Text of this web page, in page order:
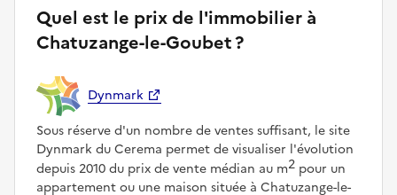
Quel est le prix de l'immobilier à
Chatuzange-le-Goubet ?
Dynmark
Sous réserve d'un nombre de ventes suffisant, le site
Dynmark du Cerema permet de visualiser l'évolution
depuis 2010 du prix de vente médian au m2 pour un
appartement ou une maison située à Chatuzange-le-